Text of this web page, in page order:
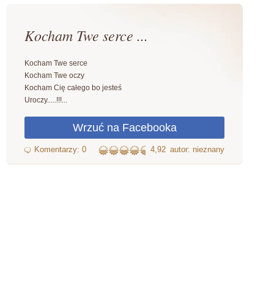
Kocham Twe serce ...
Kocham Twe serce
Kocham Twe oczy
Kocham Cię całego bo jesteś
Uroczy.....!!!...
4,92 autor: nieznany